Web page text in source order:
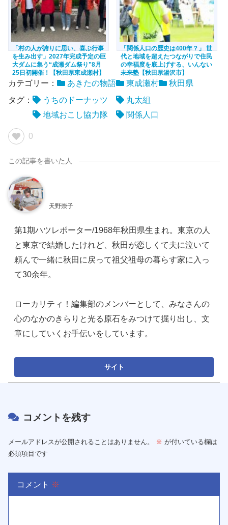
「村の人が誇りに思い、喜ぶ行事
を生み出す」2027年完成予定の巨
大ダムに集う“成瀬ダム祭り”8月
25日初開催！【秋田県東成瀬村】
「関係人口の歴史は400年？」 世
代と地域を超えたつながりで住民
の幸福度を底上げする、いんない
未来塾【秋田県湯沢市】
カテゴリー： あきたの物語 東成瀬村
秋田県
タグ：
うちのドーナッツ
丸太組
地域おこし協力隊
関係人口
0
天野崇子
第1期ハツレポーター/1968年秋田県生まれ。東京の人
と東京で結婚したけれど、秋田が恋しくて夫に泣いて
頼んで一緒に秋田に戻って祖父祖母の暮らす家に入っ
て30余年。
ローカリティ！編集部のメンバーとして、みなさんの
心のなかのきらりと光る原石をみつけて掘り出し、文
章にしていくお手伝いをしています。
コメントを残す
メールアドレスが公開されることはありません。 ※ が付いている欄は
必須項目です
コメント ※